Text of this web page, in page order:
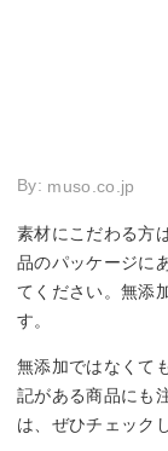
By: muso.co.jp
素材にこだわる方
品のパッケージに
てください。無添
す。
無添加ではなくて
記がある商品にも
は、ぜひチェック